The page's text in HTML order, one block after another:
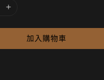
加入購物車